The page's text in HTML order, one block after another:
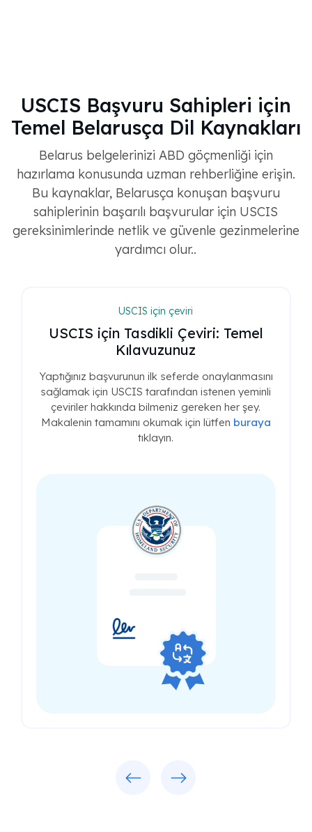
USCIS Başvuru Sahipleri için
Temel Belarusça Dil Kaynakları
Belarus belgelerinizi ABD göçmenliği için
hazırlama konusunda uzman rehberliğine erişin.
Bu kaynaklar, Belarusça konuşan başvuru
sahiplerinin başarılı başvurular için USCIS
gereksinimlerinde netlik ve güvenle gezinmelerine
yardımcı olur..
USCIS için çeviri
USCIS için Tasdikli Çeviri: Temel
Kılavuzunuz
Yaptığınız başvurunun ilk seferde onaylanmasını
sağlamak için USCIS tarafından istenen yeminli
çeviriler hakkında bilmeniz gereken her şey.
Makalenin tamamını okumak için lütfen buraya
tıklayın.